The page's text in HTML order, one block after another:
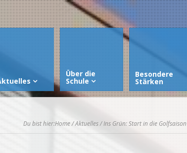
Über die
Schule
Besondere
Stärken
Du bist hier:Home/Aktuelles/ Ins Grün: Start in die Golfsaison